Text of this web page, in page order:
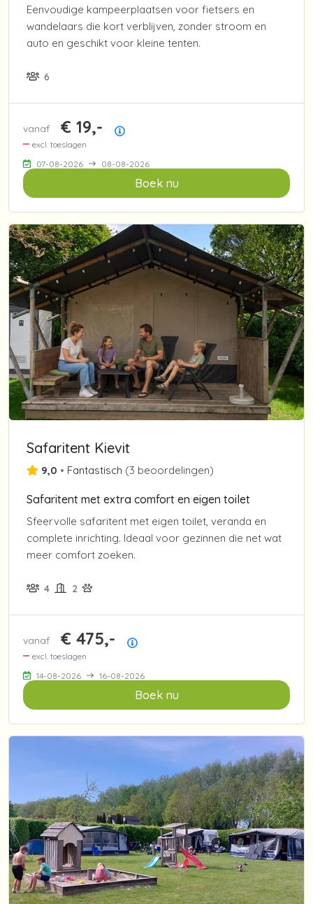
Eenvoudige kampeerplaatsen voor fietsers en
wandelaars die kort verblijven, zonder stroom en
auto en geschikt voor kleine tenten.
6
vanaf € 19,-
excl. toeslagen
07-08-2026
08-08-2026
Boek nu
Safaritent Kievit
9,0 • Fantastisch (3 beoordelingen)
Safaritent met extra comfort en eigen toilet
Sfeervolle safaritent met eigen toilet, veranda en
complete inrichting. Ideaal voor gezinnen die net wat
meer comfort zoeken.
4 2
vanaf € 475,-
excl. toeslagen
14-08-2026
16-08-2026
Boek nu